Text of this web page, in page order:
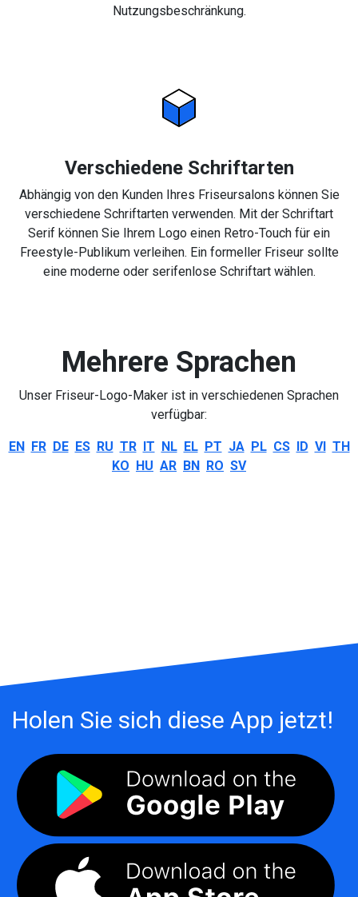
Nutzungsbeschränkung.
Verschiedene Schriftarten
Abhängig von den Kunden Ihres Friseursalons können Sie
verschiedene Schriftarten verwenden. Mit der Schriftart
Serif können Sie Ihrem Logo einen Retro-Touch für ein
Freestyle-Publikum verleihen. Ein formeller Friseur sollte
eine moderne oder serifenlose Schriftart wählen.
Mehrere Sprachen
Unser Friseur-Logo-Maker ist in verschiedenen Sprachen
verfügbar:
EN FR DE ES RU TR IT NL EL PT JA PL CS ID VI TH
KO HU AR BN RO SV
Holen Sie sich diese App jetzt!